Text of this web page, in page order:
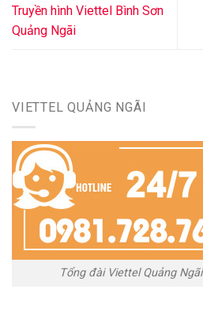
Truyền hình Viettel Bình Sơn
Quảng Ngãi
VIETTEL QUẢNG NGÃI
Tổng đài Viettel Quảng Ngãi